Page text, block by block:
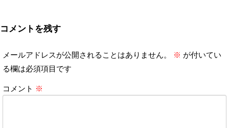
コメントを残す
メールアドレスが公開されることはありません。 ※ が付いてい
る欄は必須項目です
コメント ※